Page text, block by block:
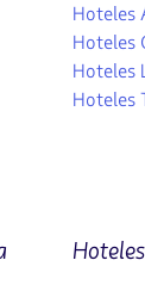
Hoteles
Hoteles
Hoteles
Hoteles